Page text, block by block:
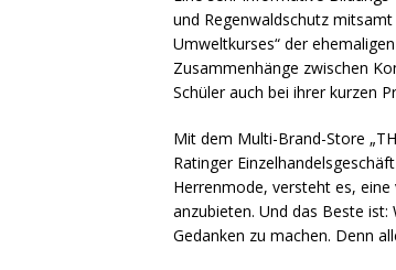
und Regenwaldschutz
Umweltkurses“ der
Zusammenhänge zwischen
Schüler auch bei ihrer kurzen
Mit dem Multi-Brand-Store
Ratinger
Herrenmode, versteht es,
anzubieten. Und das Beste
Gedanken zu machen. Denn